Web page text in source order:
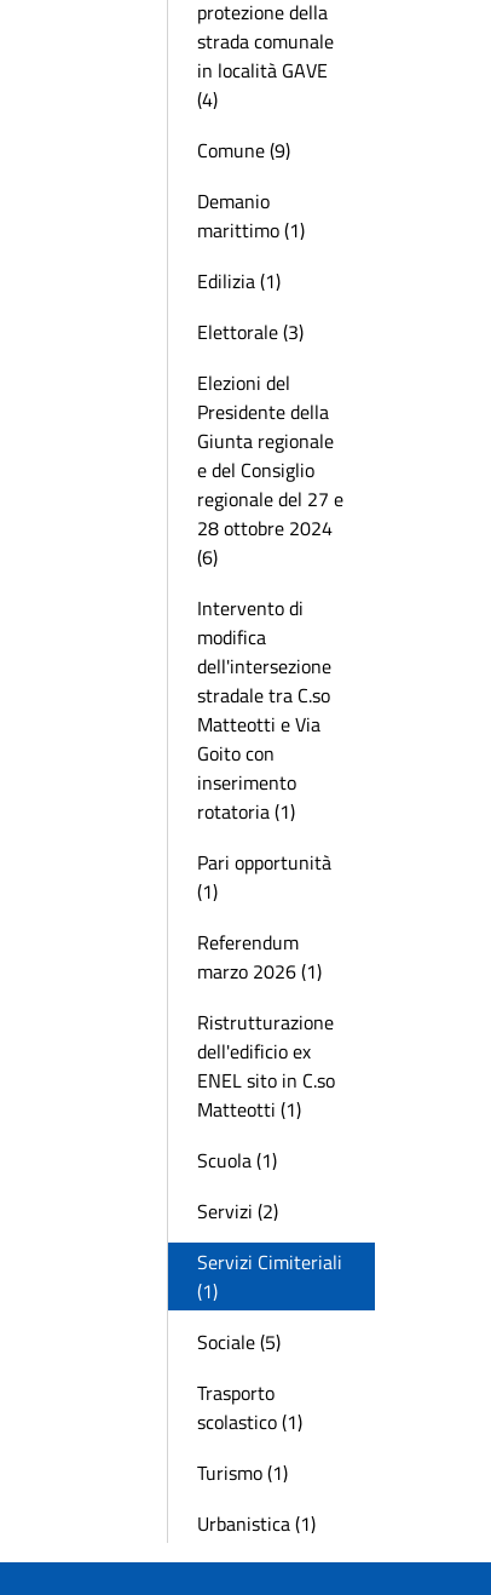
protezione della
strada comunale
in località GAVE
(4)
Comune (9)
Demanio
marittimo (1)
Edilizia (1)
Elettorale (3)
Elezioni del
Presidente della
Giunta regionale
e del Consiglio
regionale del 27 e
28 ottobre 2024
(6)
Intervento di
modifica
dell'intersezione
stradale tra C.so
Matteotti e Via
Goito con
inserimento
rotatoria (1)
Pari opportunità
(1)
Referendum
marzo 2026 (1)
Ristrutturazione
dell'edificio ex
ENEL sito in C.so
Matteotti (1)
Scuola (1)
Servizi (2)
Servizi Cimiteriali
(1)
Sociale (5)
Trasporto
scolastico (1)
Turismo (1)
Urbanistica (1)